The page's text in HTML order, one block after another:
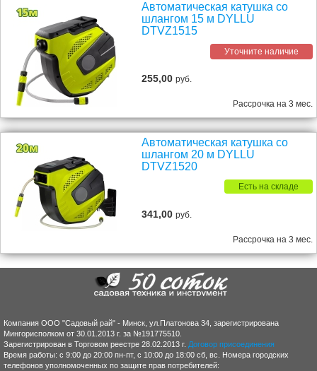
Автоматическая катушка со
шлангом 15 м DYLLU
DTVZ1515
Уточните наличие
255,00руб.
Рассрочка на 3 мес.
Автоматическая катушка со
шлангом 20 м DYLLU
DTVZ1520
Есть на складе
341,00руб.
Рассрочка на 3 мес.
Компания ООО "Садовый рай" - Минск, ул.Платонова 34, зарегистрирована
Мингорисполком от 30.01.2013 г. за №191775510.
Зарегистрирован в Торговом реестре 28.02.2013 г. Договор присоединения
Время работы: с 9:00 до 20:00 пн-пт, с 10:00 до 18:00 сб, вс. Номера городских
телефонов уполномоченных по защите прав потребителей: